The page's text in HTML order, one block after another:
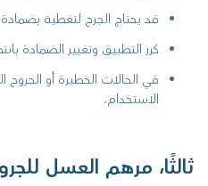
قد يحتاج الجرح لتغطية
كرر التطبيق وتغيير الضمادة
في الحالات الخطيرة أو الجروح
الاستخدام.
ثالثًا، مرهم العسل